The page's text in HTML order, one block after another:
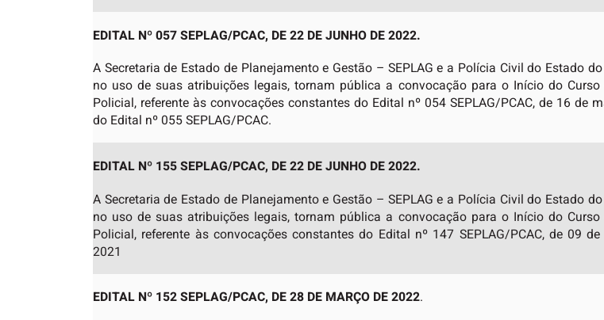
EDITAL Nº 057 SEPLAG/PCAC, DE 22 DE JUNHO DE 2022.
A Secretaria de Estado de Planejamento e Gestão – SEPLAG e a Polícia Civil do Estado
no uso de suas atribuições legais, tornam pública a convocação para o Início do Curso
Policial, referente às convocações constantes do Edital nº 054 SEPLAG/PCAC, de 16 de
do Edital nº 055 SEPLAG/PCAC.
EDITAL Nº 155 SEPLAG/PCAC, DE 22 DE JUNHO DE 2022.
A Secretaria de Estado de Planejamento e Gestão – SEPLAG e a Polícia Civil do Estado
no uso de suas atribuições legais, tornam pública a convocação para o Início do Curso
Policial, referente às convocações constantes do Edital nº 147 SEPLAG/PCAC, de 09
2021
EDITAL Nº 152 SEPLAG/PCAC, DE 28 DE MARÇO DE 2022.